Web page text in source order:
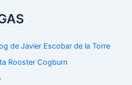
de Javier Escobar de la Torre
Rooster Cogburn